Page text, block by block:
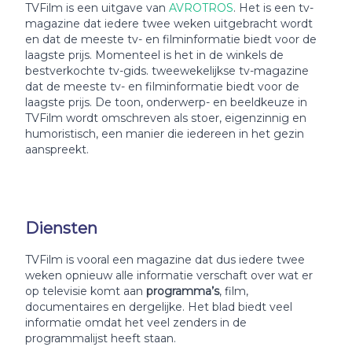
TVFilm is een uitgave van AVROTROS. Het is een tv-
magazine dat iedere twee weken uitgebracht wordt
en dat de meeste tv- en filminformatie biedt voor de
laagste prijs. Momenteel is het in de winkels de
bestverkochte tv-gids. tweewekelijkse tv-magazine
dat de meeste tv- en filminformatie biedt voor de
laagste prijs. De toon, onderwerp- en beeldkeuze in
TVFilm wordt omschreven als stoer, eigenzinnig en
humoristisch, een manier die iedereen in het gezin
aanspreekt.
Diensten
TVFilm is vooral een magazine dat dus iedere twee
weken opnieuw alle informatie verschaft over wat er
op televisie komt aan programma’s, film,
documentaires en dergelijke. Het blad biedt veel
informatie omdat het veel zenders in de
programmalijst heeft staan.